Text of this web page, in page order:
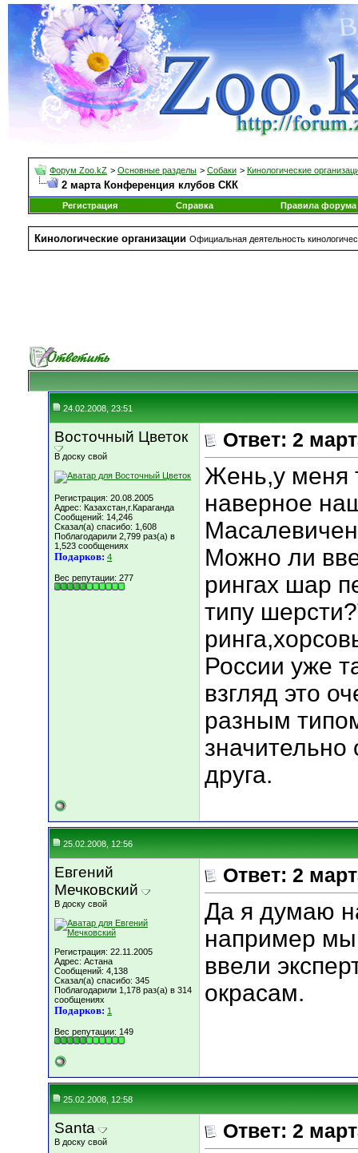
Форум Zoo.kZ > Основные разделы > Собаки > Кинологические
2 марта Конференция клубов СКК
Регистрация Справка Правила форума
Кинологические организации Официальная деятельность
24.02.2008, 23:51
Восточный Цветок
В доску свой
Регистрация: 20.08.2005
Адрес: Казахстан,г.Караганда
Сообщений: 14,246
Сказал(а) спасибо: 1,608
Поблагодарили 2,799 раз(а) в
1,523 сообщениях
Подарков: 4
Вес репутации: 277
Ответ: 2
Жень,у меня
наверное
Можно ли
рингах шар
типу
России уже
взгляд это
разным
значительно
друга.
25.02.2008, 12:56
Евгений
Мечковский
В доску свой
Регистрация: 22.11.2005
Адрес: Астана
Сообщений: 4,138
Сказал(а) спасибо: 345
Поблагодарили 1,178 раз(а) в 314
сообщениях
Подарков: 1
Вес репутации: 149
Ответ: 2
Да я думаю
например
ввели
окрасам.
25.02.2008, 12:58
Santa
В доску свой Ответ: 2